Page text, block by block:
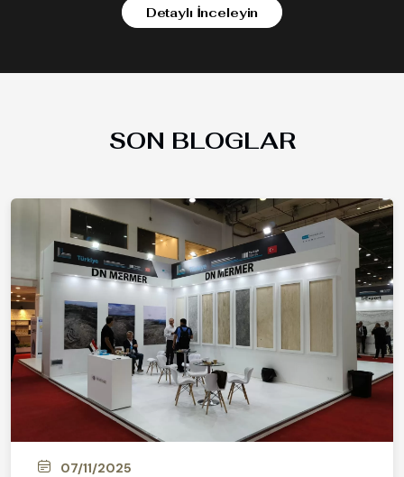
dünya genelindeki müşterilere ulaşmasını sağlar.
Detaylı İnceleyin
SON BLOGLAR
07/11/2025